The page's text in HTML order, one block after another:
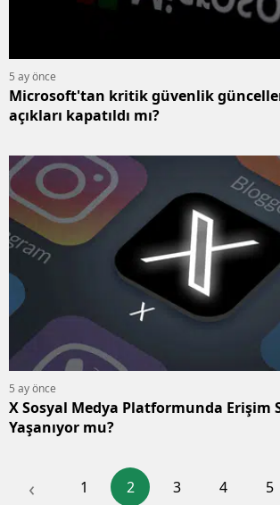
5 ay önce
Microsoft'tan kritik güvenlik
açıkları kapatıldı mı?
5 ay önce
X Sosyal Medya Platformunda Erişim
Yaşanıyor mu?
‹ 1 2 3 4 5